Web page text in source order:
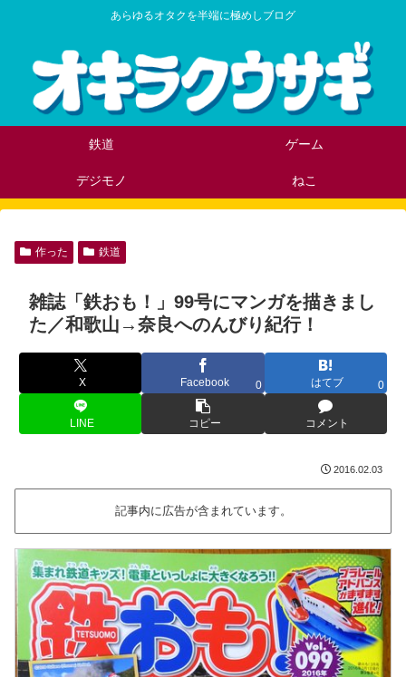
あらゆるオタクを半端に極めしブログ
鉄道 ゲーム
デジモノ ねこ
作った 鉄道
雑誌「鉄おも！」99号にマンガを描きまし
た／和歌山→奈良へのんびり紀行！
X Facebook 0 はてブ 0
LINE コピー コメント
2016.02.03
記事内に広告が含まれています。